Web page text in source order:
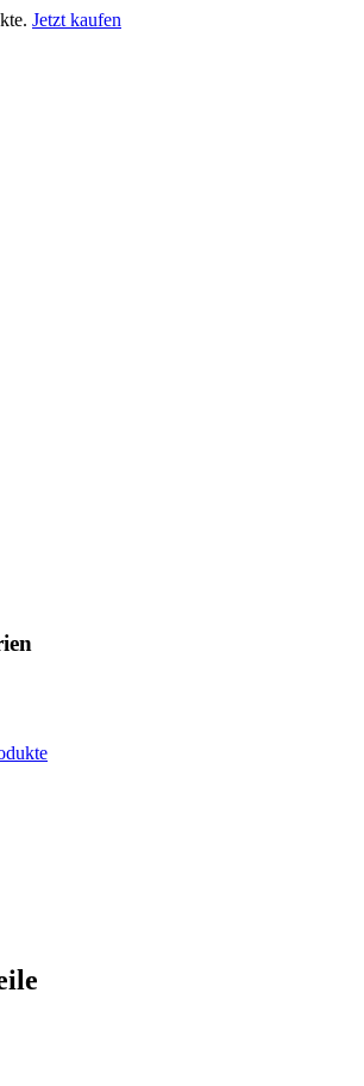
Jetzt kaufen